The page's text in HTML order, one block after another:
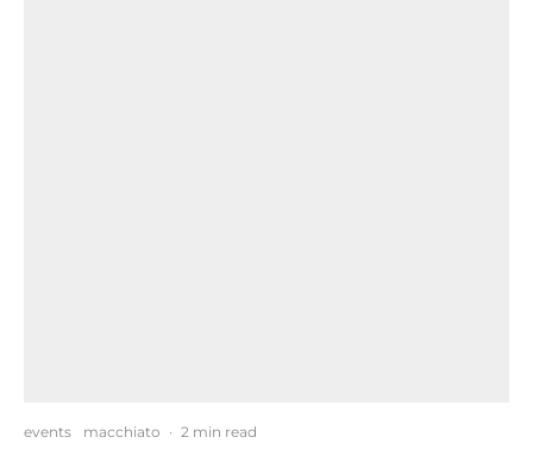
events macchiato · 2 min read